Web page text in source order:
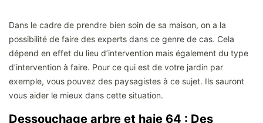
Dans le cadre de prendre bien soin de sa maison, on a la
possibilité de faire des experts dans ce genre de cas. Cela
dépend en effet du lieu d’intervention mais également du type
d’intervention à faire. Pour ce qui est de votre jardin par
exemple, vous pouvez des paysagistes à ce sujet. Ils sauront
vous aider le mieux dans cette situation.
Dessouchage arbre et haie 64 : Des